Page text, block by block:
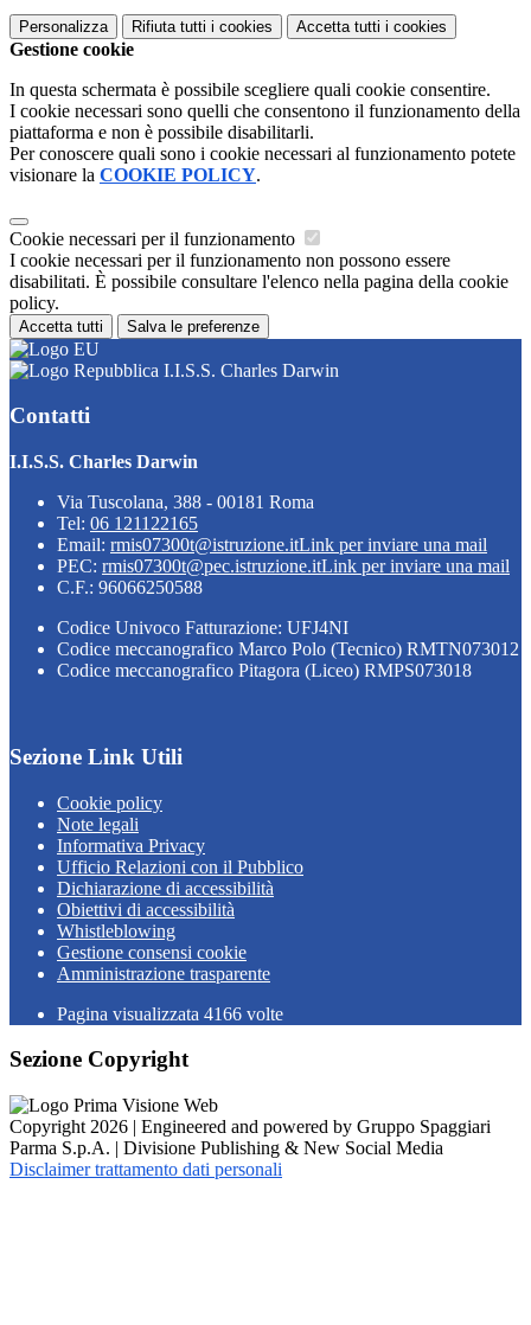
Personalizza Rifiuta tutti i cookies Accetta tutti i cookies
Gestione cookie
In questa schermata è possibile scegliere quali cookie consentire.
I cookie necessari sono quelli che consentono il funzionamento della
piattaforma e non è possibile disabilitarli.
Per conoscere quali sono i cookie necessari al funzionamento potete
visionare la COOKIE POLICY.
Cookie necessari per il funzionamento
I cookie necessari per il funzionamento non possono essere
disabilitati. È possibile consultare l'elenco nella pagina della cookie
policy.
Accetta tutti Salva le preferenze
I.I.S.S. Charles Darwin
Contatti
I.I.S.S. Charles Darwin
Via Tuscolana, 388 - 00181 Roma
Tel: 06 121122165
Email: rmis07300t@istruzione.itLink per inviare una mail
PEC: rmis07300t@pec.istruzione.itLink per inviare una mail
C.F.: 96066250588
Codice Univoco Fatturazione: UFJ4NI
Codice meccanografico Marco Polo (Tecnico) RMTN073012
Codice meccanografico Pitagora (Liceo) RMPS073018
Sezione Link Utili
Cookie policy
Note legali
Informativa Privacy
Ufficio Relazioni con il Pubblico
Dichiarazione di accessibilità
Obiettivi di accessibilità
Whistleblowing
Gestione consensi cookie
Amministrazione trasparente
Pagina visualizzata 4166 volte
Sezione Copyright
Copyright 2026 | Engineered and powered by Gruppo Spaggiari
Parma S.p.A. | Divisione Publishing & New Social Media
Disclaimer trattamento dati personali